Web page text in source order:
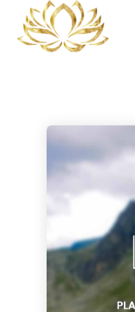
13
2025
REIKI A
CATANIA:
COS’È, COME
FUNZIONA E
PERCHÉ PUÒ
30